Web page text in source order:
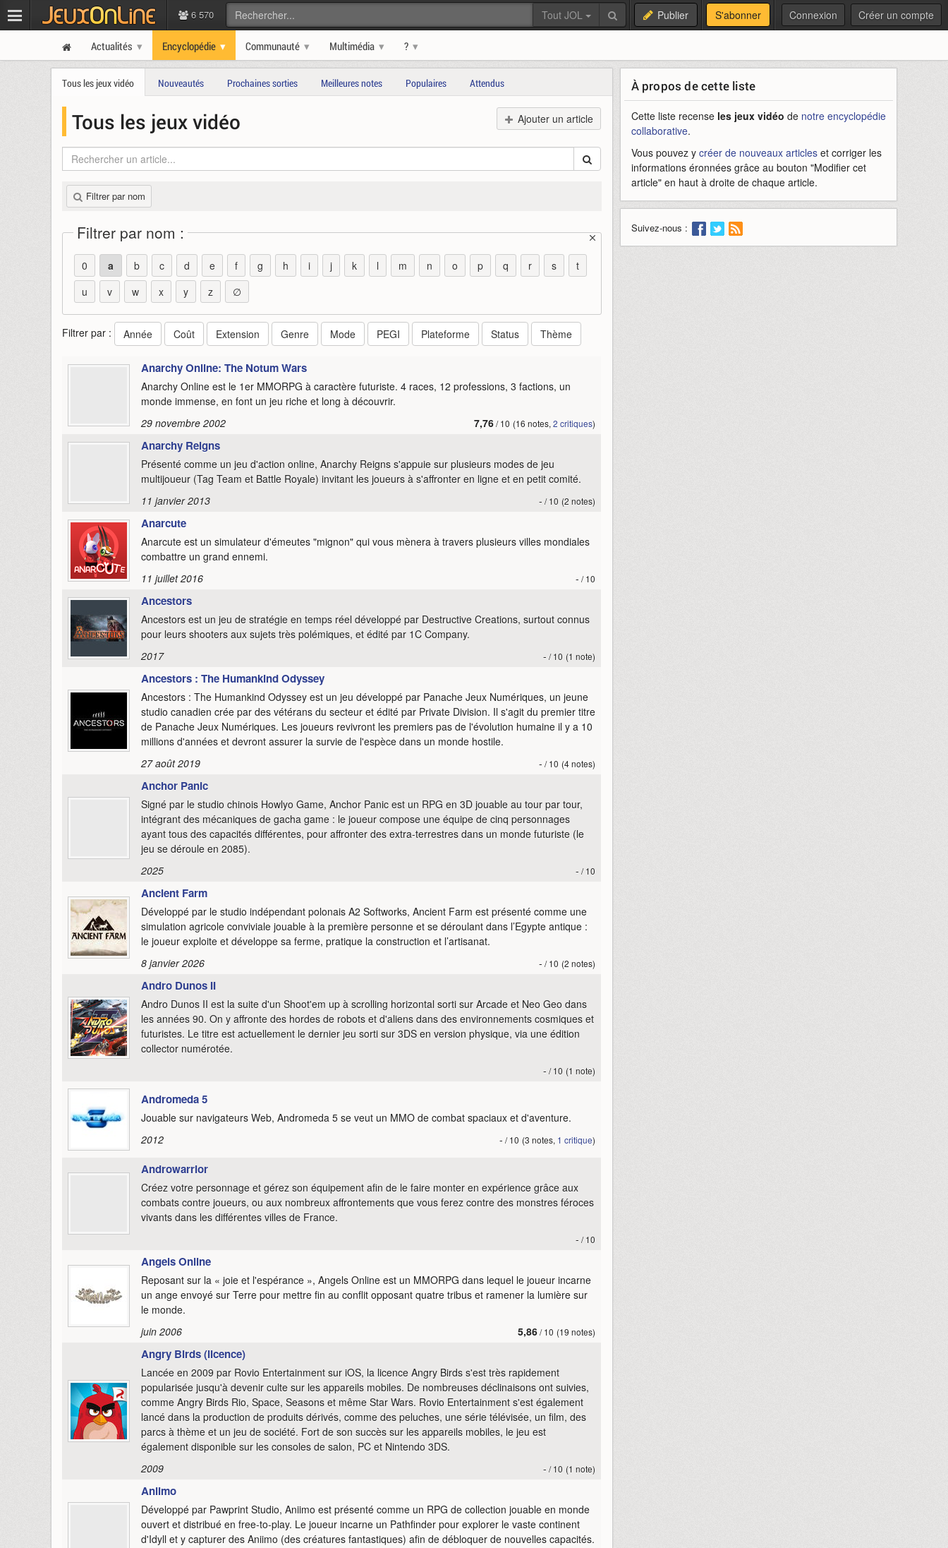
6 570 Tout JOL Publier S'abonner Connexion Créer un compte
Actualités Encyclopédie Communauté Multimédia ?
Tous les jeux vidéo Nouveautés Prochaines sorties Meilleures notes Populaires Attendus
Ajouter un article
Tous les jeux vidéo
Filtrer par nom
Filtrer par nom :
0 a b c d e f g h i j k l m n o p q r s
t
u
v w x y z ∅
Filtrer par : Année Coût Extension Genre Mode PEGI Plateforme Status Thème
Anarchy Online: The Notum Wars
Anarchy Online est le 1er MMORPG à caractère futuriste. 4 races, 12 professions, 3 factions, un
monde immense, en font un jeu riche et long à découvrir.
29 novembre 2002
7,76/ 10 (16 notes, 2 critiques)
Anarchy Reigns
Présenté comme un jeu d'action online, Anarchy Reigns s'appuie sur plusieurs modes de jeu
multijoueur (Tag Team et Battle Royale) invitant les joueurs à s'affronter en ligne et en petit comité.
11 janvier 2013
- / 10 (2 notes)
Anarcute
Anarcute est un simulateur d'émeutes "mignon" qui vous mènera à travers plusieurs villes mondiales
combattre un grand ennemi.
11 juillet 2016
- / 10
Ancestors
Ancestors est un jeu de stratégie en temps réel développé par Destructive Creations, surtout connus
pour leurs shooters aux sujets très polémiques, et édité par 1C Company.
2017
- / 10 (1 note)
Ancestors : The Humankind Odyssey
Ancestors : The Humankind Odyssey est un jeu développé par Panache Jeux Numériques, un jeune
studio canadien crée par des vétérans du secteur et édité par Private Division. Il s'agit du premier titre
de Panache Jeux Numériques. Les joueurs revivront les premiers pas de l'évolution humaine il y a 10
millions d'années et devront assurer la survie de l'espèce dans un monde hostile.
27 août 2019
- / 10 (4 notes)
Anchor Panic
Signé par le studio chinois Howlyo Game, Anchor Panic est un RPG en 3D jouable au tour par tour,
intégrant des mécaniques de gacha game : le joueur compose une équipe de cinq personnages
ayant tous des capacités différentes, pour affronter des extra-terrestres dans un monde futuriste (le
jeu se déroule en 2085).
2025
- / 10
Ancient Farm
Développé par le studio indépendant polonais A2 Softworks, Ancient Farm est présenté comme une
simulation agricole conviviale jouable à la première personne et se déroulant dans l’Egypte antique :
le joueur exploite et développe sa ferme, pratique la construction et l’artisanat.
8 janvier 2026
- / 10 (2 notes)
Andro Dunos II
Andro Dunos II est la suite d'un Shoot'em up à scrolling horizontal sorti sur Arcade et Neo Geo dans
les années 90. On y affronte des hordes de robots et d'aliens dans des environnements cosmiques et
futuristes. Le titre est actuellement le dernier jeu sorti sur 3DS en version physique, via une édition
collector numérotée.
- / 10 (1 note)
Andromeda 5
Jouable sur navigateurs Web, Andromeda 5 se veut un MMO de combat spaciaux et d'aventure.
2012
- / 10 (3 notes, 1 critique)
Androwarrior
Créez votre personnage et gérez son équipement afin de le faire monter en expérience grâce aux
combats contre joueurs, ou aux nombreux affrontements que vous ferez contre des monstres féroces
vivants dans les différentes villes de France.
- / 10
Angels Online
Reposant sur la « joie et l'espérance », Angels Online est un MMORPG dans lequel le joueur incarne
un ange envoyé sur Terre pour mettre fin au conflit opposant quatre tribus et ramener la lumière sur
le monde.
juin 2006
5,86/ 10 (19 notes)
Angry Birds (licence)
Lancée en 2009 par Rovio Entertainment sur iOS, la licence Angry Birds s'est très rapidement
popularisée jusqu'à devenir culte sur les appareils mobiles. De nombreuses déclinaisons ont suivies,
comme Angry Birds Rio, Space, Seasons et même Star Wars. Rovio Entertainment s'est également
lancé dans la production de produits dérivés, comme des peluches, une série télévisée, un film, des
parcs à thème et un jeu de société. Fort de son succès sur les appareils mobiles, le jeu est
également disponible sur les consoles de salon, PC et Nintendo 3DS.
2009
- / 10 (1 note)
Aniimo
Développé par Pawprint Studio, Aniimo est présenté comme un RPG de collection jouable en monde
ouvert et distribué en free-to-play. Le joueur incarne un Pathfinder pour explorer le vaste continent
d'Idyll et y capturer des Aniimo (des créatures fantastiques) afin de débloquer de nouvelles capacités.
À propos de cette liste
Cette liste recense les jeux vidéo de notre encyclopédie
collaborative.
Vous pouvez y créer de nouveaux articleset corriger les
informations éronnées grâce au bouton "Modifier cet
article" en haut à droite de chaque article.
Suivez-nous :